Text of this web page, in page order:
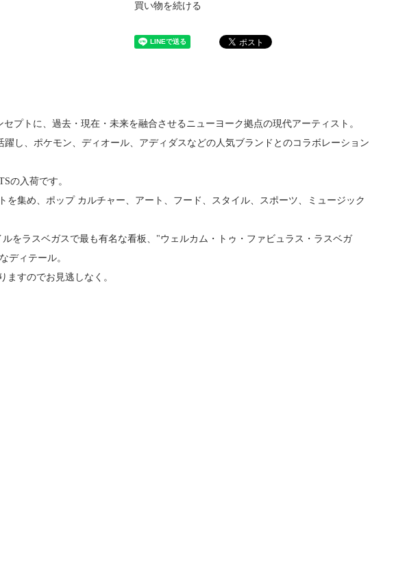
買い物を続ける
プトに、過去・現在・未来を融合させるニューヨーク拠点の現代アーティスト。
し、ポケモン、ディオール、アディダスなどの人気ブランドとのコラボレーション
の入荷です。
を集め、ポップ カルチャー、アート、フード、スタイル、スポーツ、ミュージック
をラスベガスで最も有名な看板、"ウェルカム・トゥ・ファビュラス・ラスベガ
ディテール。
ますのでお見逃しなく。